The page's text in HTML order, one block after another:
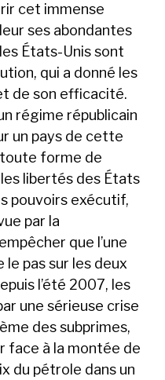
cet immense
ses abondantes
États-Unis sont
qui a donné les
de son efficacité.
régime républicain
un pays de cette
forme de
libertés des États
pouvoirs exécutif,
par la
que l’une
pas sur les deux
l’été 2007, les
une sérieuse crise
des subprimes,
face à la montée de
du pétrole dans un